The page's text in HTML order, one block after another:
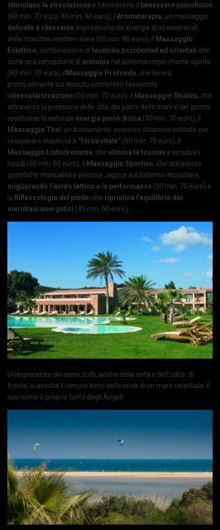
stimolano la circolazione e favoriscono il
benessere psicofisico
(60 min. 70 euro; 90 min. 90 euro), l’Aromaterapia, un massaggio
delicato e rilassante impreziosito da sinergie di oli essenziali
della macchia mediterranea (60 min. 80 euro), il
Massaggio
Eclettico, combinazione di tecniche occidentali ed orientali che
dona una sensazione di armonia nel sistema corpo-mente-spirito
(60 min. 70 euro), il Massaggio Profondo, che lavora
principalmente sul tessuto connettivo favorendo
lavascolarizzazione (50 min. 70 euro), il Massaggio Shiatzu, che
attraverso la pressione delle dita, dei palmi delle mani e dei gomiti
restituisce la naturale energia psico-fisica (50 min. 70 euro), il
Massaggio Thai, un trattamento corporeo dinamico indicato per
recuperare elasticità e “forza vitale” (60 min. 70 euro), il
Massaggio Linfodrenante, che elimina le tossine e smuove i
liquidi (50 min. 60 euro), il
Massaggio Sportivo, che attraverso
specifiche manualità e posture , agisce sul sistema muscolare,
migliorando l’acido lattico e le performance (50 min. 70 euro) e
la Riflessologia del piede, che ripristina l’equilibrio dei
meridiani energetici (45 min. 60 euro).
Un’esperienza dei sensi, tutti, anche della vista e dell’udito: di
fronte, si ascolta il rumore lento delle onde di un mare celestiale. Il
suo nome è proprio Golfo degli Angeli.